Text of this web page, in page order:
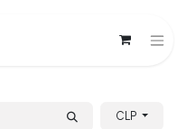
CLP